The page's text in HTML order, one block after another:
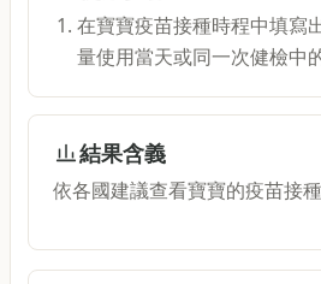
在寶寶疫苗接種時程中填寫
量使用當天或同一次健檢中
結果含義
依各國建議查看寶寶的疫苗接種